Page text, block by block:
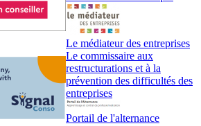
Le médiateur des entreprises
Le commissaire aux
restructurations et à la
prévention des difficultés des
entreprises
Portail de l'alternance